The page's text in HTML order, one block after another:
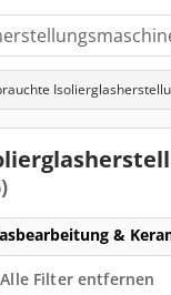
&
Alle Filter entfernen